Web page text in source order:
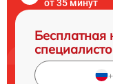
от 35 минут
Бесплатная